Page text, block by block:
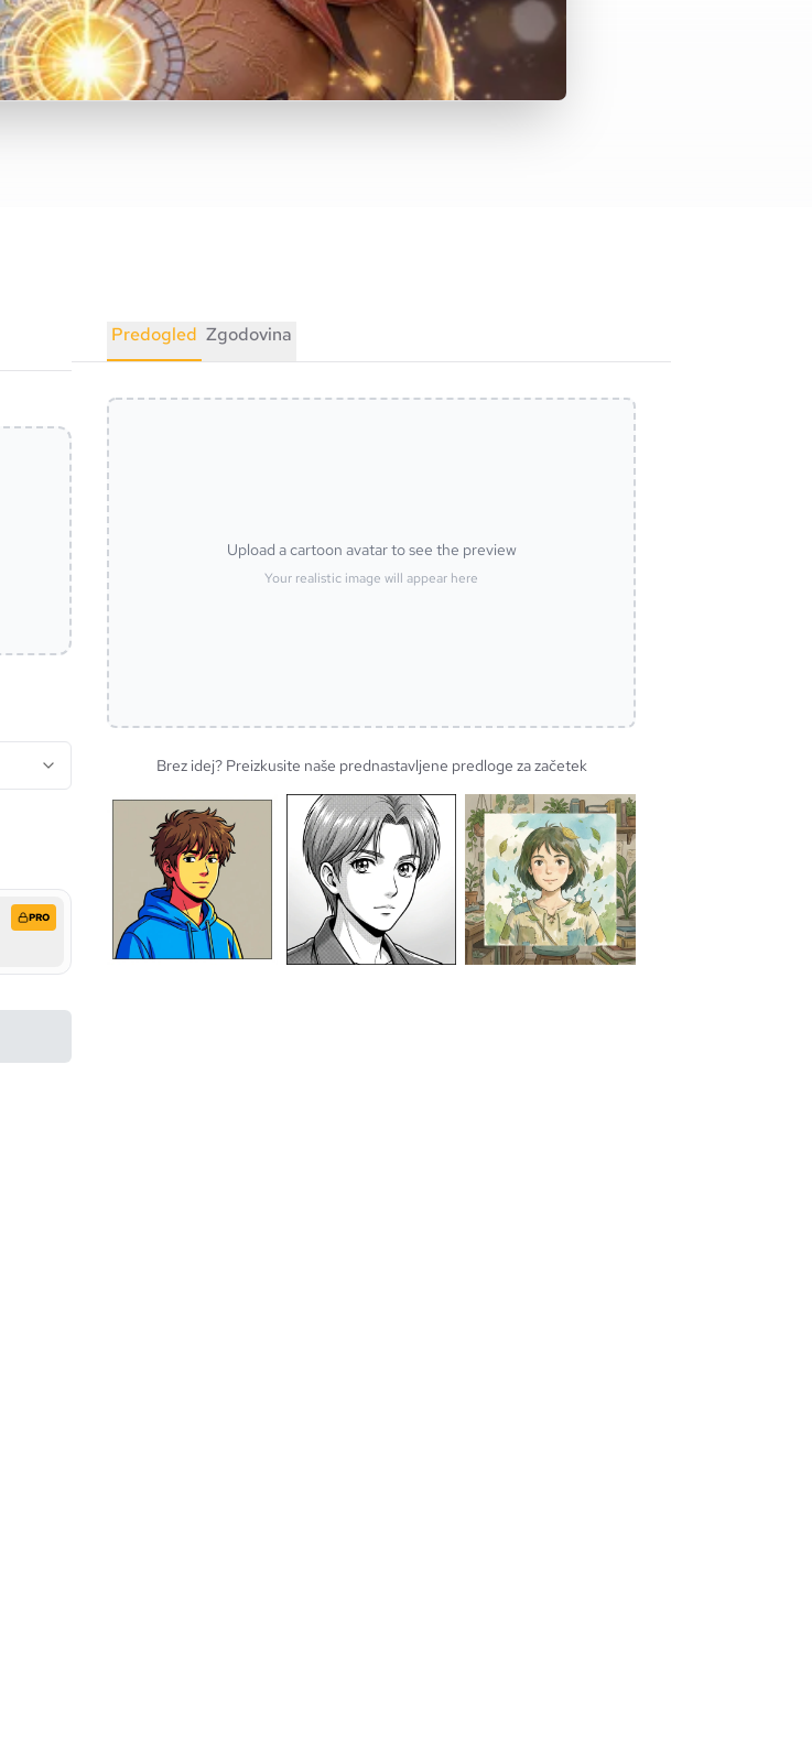
PRO
Predogled Zgodovina
Upload a cartoon avatar to see the preview
Your realistic image will appear here
Brez idej? Preizkusite naše prednastavljene predloge za začetek